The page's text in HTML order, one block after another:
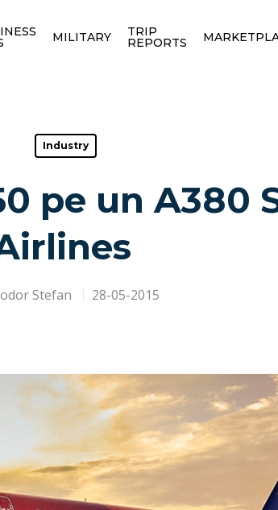
MILITARY TRIP
REPORTS
Industry
pe un A380
Stefan 28-05-2015